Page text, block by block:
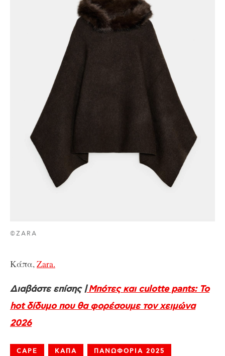
©ZARA
Κάπα, Zara.
Διαβάστε επίσης |Μπότες και culotte pants: Το
hot δίδυμο που θα φορέσουμε τον χειμώνα
2026
CAPE ΚΑΠΑ ΠΑΝΩΦΟΡΙΑ 2025